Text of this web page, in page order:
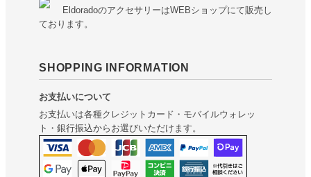
EldoradoのアクセサリーはWEBショップにて販売し
ております。
SHOPPING INFORMATION
お支払いについて
お支払いは各種クレジットカード・モバイルウォレッ
ト・銀行振込からお選びいただけます。